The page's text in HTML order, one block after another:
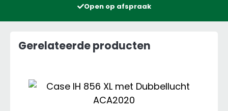
Open op afspraak
Gerelateerde producten